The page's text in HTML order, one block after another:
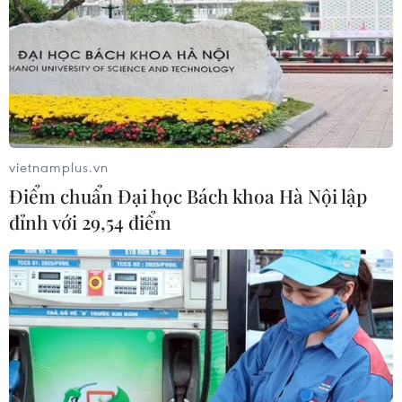
TIN CÙNG CHUYÊN MỤC
Điểm chuẩn trúng
tuyển của một số trường đại học, học
viện năm 2026
09/08/2026 23:25
Năm học 2026-2027: Không dạy
trước lớp 1, đẩy mạnh STEM, AI và
tiếng Anh
09/08/2026 14:49
Tạm đình chỉ công tác đối với Giám
đốc Sở Giáo dục và Đào tạo tỉnh
vietnamplus.vn
Điểm chuẩn Đại học Bách khoa Hà Nội lập
đỉnh với 29,54 điểm